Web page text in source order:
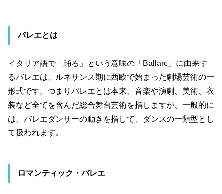
バレエとは
イタリア語で「踊る」という意味の「 Ballare 」に由来す
るバレエは、ルネサンス期に西欧で始まった劇場芸術の一
形式です。つまりバレエとは本来、音楽や演劇、美術、衣
装など全てを含んだ総合舞台芸術を指しますが、一般的に
は、バレエダンサーの動きを指して、ダンスの一類型とし
て扱われます。
ロマンティック・バレエ